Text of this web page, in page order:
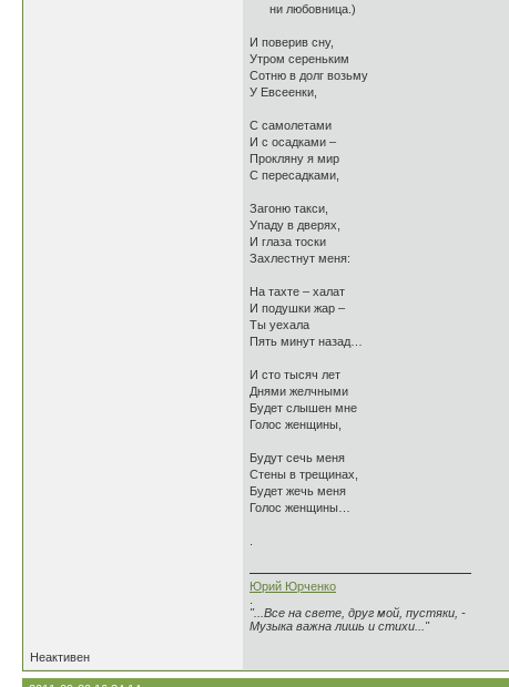
ни любовница.)
И поверив сну,
Утром сереньким
Сотню в долг возьму
У Евсеенки,
С самолетами
И с осадками –
Прокляну я мир
С пересадками,
Загоню такси,
Упаду в дверях,
И глаза тоски
Захлестнут меня:
На тахте – халат
И подушки жар –
Ты уехала
Пять минут назад…
И сто тысяч лет
Днями желчными
Будет слышен мне
Голос женщины,
Будут сечь меня
Стены в трещинах,
Будет жечь меня
Голос женщины…
Юрий Юрченко
"...Все на свете, друг мой, пустяки, -
Музыка важна лишь и стихи..."
Неактивен